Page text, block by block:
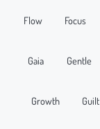
Flow Focus
Gaia Gentle
Growth Guilt